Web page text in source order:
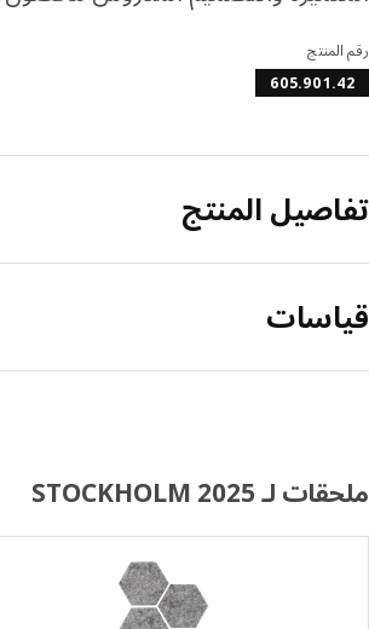
رقم المنتج
605.901.42
تفاصيل المنتج
قياسات
ملحقات لـ STOCKHOLM 2025